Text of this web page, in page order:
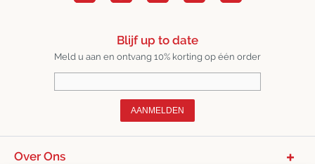
Blijf up to date
Meld u aan en ontvang 10% korting op één order
AANMELDEN
Over Ons